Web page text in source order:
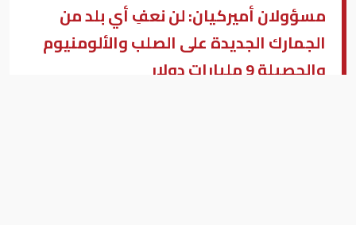
مسؤولان أميركيان: لن نعفِ أي بلد من
الجمارك الجديدة على الصلب والألومنيوم
والحصيلة 9 مليارات دولار